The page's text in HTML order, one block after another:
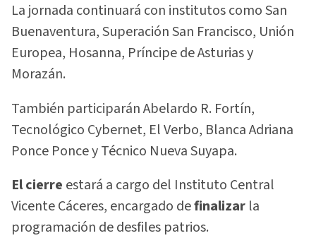
La jornada continuará con institutos como San
Buenaventura, Superación San Francisco, Unión
Europea, Hosanna, Príncipe de Asturias y
Morazán.
También participarán Abelardo R. Fortín,
Tecnológico Cybernet, El Verbo, Blanca Adriana
Ponce Ponce y Técnico Nueva Suyapa.
El cierre estará a cargo del Instituto Central
Vicente Cáceres, encargado definalizar la
programación de desfiles patrios.